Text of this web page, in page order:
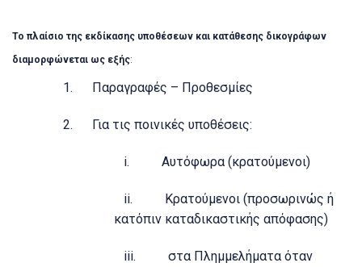
Το πλαίσιο της εκδίκασης υποθέσεων και κατάθεσης δικογράφων
διαμορφώνεται ως εξής:
1. Παραγραφές – Προθεσμίες
2. Για τις ποινικές υποθέσεις:
i. Αυτόφωρα (κρατούμενοι)
ii. Κρατούμενοι (προσωρινώς ή
κατόπιν καταδικαστικής απόφασης)
iii. στα Πλημμελήματα όταν